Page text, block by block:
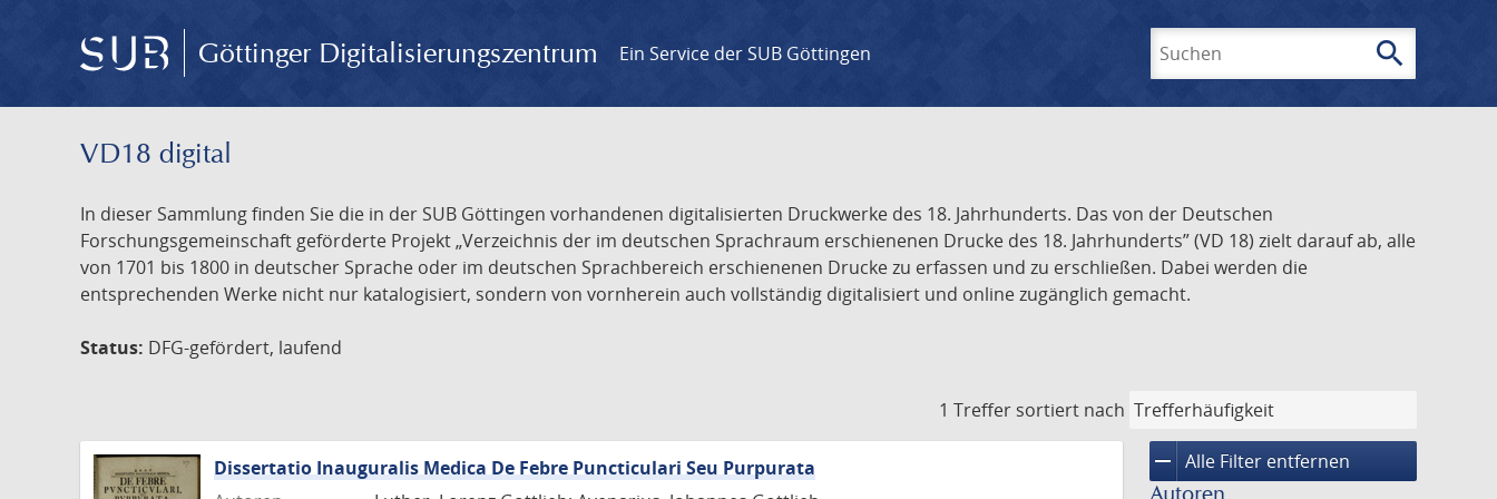
Göttinger Digitalisierungszentrum Ein Service der SUB Göttingen search
VD18 digital
In dieser Sammlung finden Sie die in der SUB Göttingen vorhandenen digitalisierten Druckwerke des 18. Jahrhunderts. Das von der Deutschen
Forschungsgemeinschaft geförderte Projekt „Verzeichnis der im deutschen Sprachraum erschienenen Drucke des 18. Jahrhunderts” (VD 18) zielt darauf ab, alle
von 1701 bis 1800 in deutscher Sprache oder im deutschen Sprachbereich erschienenen Drucke zu erfassen und zu erschließen. Dabei werden die
entsprechenden Werke nicht nur katalogisiert, sondern von vornherein auch vollständig digitalisiert und online zugänglich gemacht.
Status: DFG-gefördert, laufend
1 Treffer sortiert nach
remove Alle Filter entfernen
Dissertatio Inauguralis Medica De Febre Puncticulari Seu Purpurata